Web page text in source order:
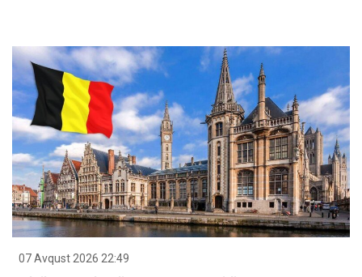
07 Avqust 2026 22:49